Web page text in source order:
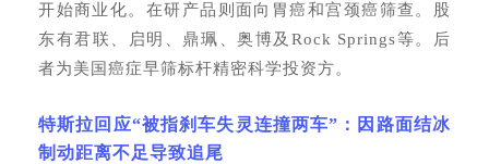
开始商业化。在研产品则面向胃癌和宫颈癌筛查。股
东有君联、启明、鼎珮、奥博及Rock Springs等。后
者为美国癌症早筛标杆精密科学投资方。
特斯拉回应“被指刹车失灵连撞两车”：因路面结冰
制动距离不足导致追尾